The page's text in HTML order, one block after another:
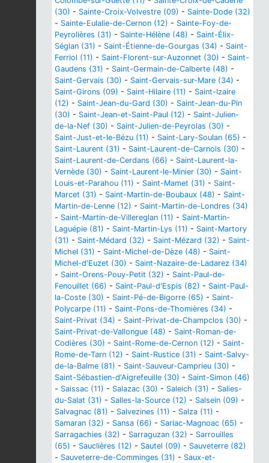
(30) - Sainte-Croix-Volvestre (09) - Sainte-Dode (32)
- Sainte-Eulalie-de-Cernon (12) - Sainte-Foy-de-
Peyrolières (31) - Sainte-Hélène (48) - Saint-Élix-
Séglan (31) - Saint-Étienne-de-Gourgas (34) - Saint-
Ferriol (11) - Saint-Florent-sur-Auzonnet (30) - Saint-
Gaudens (31) - Saint-Germain-de-Calberte (48) -
Saint-Gervais (30) - Saint-Gervais-sur-Mare (34) -
Saint-Girons (09) - Saint-Hilaire (11) - Saint-Izaire
(12) - Saint-Jean-du-Gard (30) - Saint-Jean-du-Pin
(30) - Saint-Jean-et-Saint-Paul (12) - Saint-Julien-
de-la-Nef (30) - Saint-Julien-de-Peyrolas (30) -
Saint-Just-et-le-Bézu (11) - Saint-Lary-Soulan (65) -
Saint-Laurent (31) - Saint-Laurent-de-Carnols (30) -
Saint-Laurent-de-Cerdans (66) - Saint-Laurent-la-
Vernède (30) - Saint-Laurent-le-Minier (30) - Saint-
Louis-et-Parahou (11) - Saint-Mamet (31) - Saint-
Marcet (31) - Saint-Martin-de-Boubaux (48) - Saint-
Martin-de-Lenne (12) - Saint-Martin-de-Londres (34)
- Saint-Martin-de-Villereglan (11) - Saint-Martin-
Laguépie (81) - Saint-Martin-Lys (11) - Saint-Martory
(31) - Saint-Médard (32) - Saint-Mézard (32) - Saint-
Michel (31) - Saint-Michel-de-Dèze (48) - Saint-
Michel-d'Euzet (30) - Saint-Nazaire-de-Ladarez (34)
- Saint-Orens-Pouy-Petit (32) - Saint-Paul-de-
Fenouillet (66) - Saint-Paul-d'Espis (82) - Saint-Paul-
la-Coste (30) - Saint-Pé-de-Bigorre (65) - Saint-
Polycarpe (11) - Saint-Pons-de-Thomières (34) -
Saint-Privat (34) - Saint-Privat-de-Champclos (30) -
Saint-Privat-de-Vallongue (48) - Saint-Roman-de-
Codières (30) - Saint-Rome-de-Cernon (12) - Saint-
Rome-de-Tarn (12) - Saint-Rustice (31) - Saint-Salvy-
de-la-Balme (81) - Saint-Sauveur-Camprieu (30) -
Saint-Sébastien-d'Aigrefeuille (30) - Saint-Simon (46)
- Saissac (11) - Salazac (30) - Saleich (31) - Salies-
du-Salat (31) - Salles-la-Source (12) - Salsein (09) -
Salvagnac (81) - Salvezines (11) - Salza (11) -
Samaran (32) - Sansa (66) - Sariac-Magnoac (65) -
Sarragachies (32) - Sarraguzan (32) - Sarrouilles
(65) - Sauclières (12) - Sautel (09) - Sauveterre (82)
- Sauveterre-de-Comminges (31) - Saux-et-